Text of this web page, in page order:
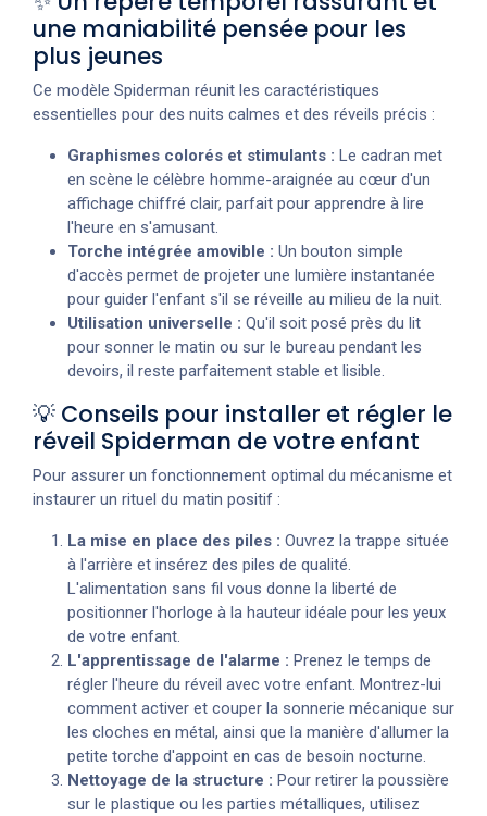
une maniabilité pensée pour les
plus jeunes
Ce modèle Spiderman réunit les caractéristiques
essentielles pour des nuits calmes et des réveils précis :
Graphismes colorés et stimulants : Le cadran met
en scène le célèbre homme-araignée au cœur d'un
affichage chiffré clair, parfait pour apprendre à lire
l'heure en s'amusant.
Torche intégrée amovible : Un bouton simple
d'accès permet de projeter une lumière instantanée
pour guider l'enfant s'il se réveille au milieu de la nuit.
Utilisation universelle : Qu'il soit posé près du lit
pour sonner le matin ou sur le bureau pendant les
devoirs, il reste parfaitement stable et lisible.
💡 Conseils pour installer et régler le
réveil Spiderman de votre enfant
Pour assurer un fonctionnement optimal du mécanisme et
instaurer un rituel du matin positif :
La mise en place des piles : Ouvrez la trappe située
à l'arrière et insérez des piles de qualité.
L'alimentation sans fil vous donne la liberté de
positionner l'horloge à la hauteur idéale pour les yeux
de votre enfant.
L'apprentissage de l'alarme : Prenez le temps de
régler l'heure du réveil avec votre enfant. Montrez-lui
comment activer et couper la sonnerie mécanique sur
les cloches en métal, ainsi que la manière d'allumer la
petite torche d'appoint en cas de besoin nocturne.
Nettoyage de la structure : Pour retirer la poussière
sur le plastique ou les parties métalliques, utilisez